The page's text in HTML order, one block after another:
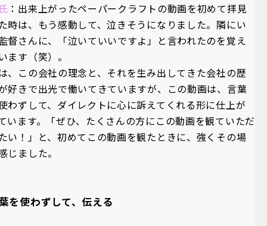
：出来上がったペーパークラフトの動画を初めて拝見
時は、もう感動して、泣きそうになりました。隣にい
督さんに、「泣いていいですよ」と言われたのを覚え
ます（笑）。
、この会社の理念と、それを生み出してきた会社の歴
好きで出光で働いてきていますが、この動画は、言葉
わずして、ダイレクトに心に訴えてくれる形に仕上が
います。「ぜひ、たくさんの方にこの動画を観ていただ
い！」と、初めてこの動画を観たときに、強くその場
じました。
を使わずして、伝える